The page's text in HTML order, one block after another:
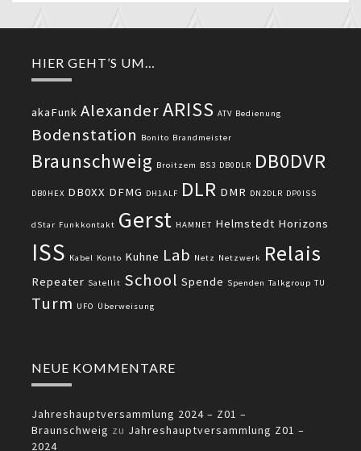
HIER GEHT’S UM…
akaFunk AlexanderARISS ATV Bedienung
Bodenstation Bonito Brandmeister
Braunschweig Broitzem BS3 DB0DLR DB0DVR
DB0HEX DB0XX DFMG DH1ALF DLR DMR DN2DLR DP0ISS
dStar Funkkontakt Gerst HAMNET Helmstedt Horizons
ISS Kabel Konto Kuhne Lab Netz Netzwerk Relais
Repeater Satellit School Spende Spenden Talkgroup TU
Turm UFO Überweisung
NEUE KOMMENTARE
Jahreshauptversammlung 2024 – Z01 –
Braunschweig zu Jahreshauptversammlung Z01 –
2024